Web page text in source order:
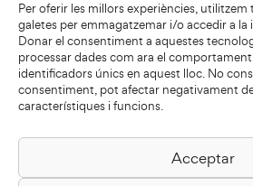
Per oferir les millors experiències,
galetes per emmagatzemar i/o accedir a
Donar el consentiment a aquestes
processar dades com ara el
identificadors únics en aquest lloc. No
consentiment, pot afectar negativament
característiques i funcions.
Acceptar
Biblioteca Pilarin Bayés